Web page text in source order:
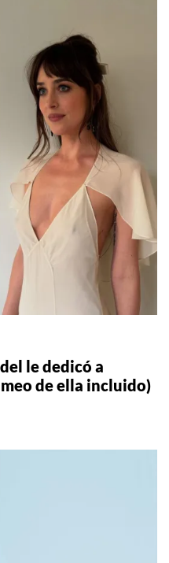
le dedicó a
de ella incluido)